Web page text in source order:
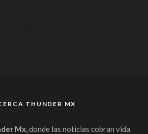
THUNDER MX
Mx,donde las noticias cobran vida